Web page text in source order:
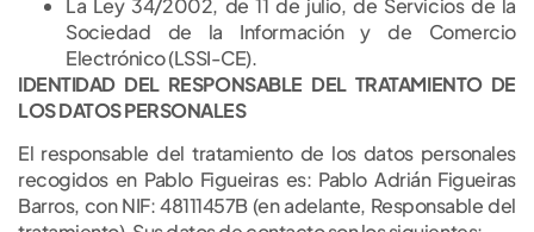
Sociedad de la Información y de Comercio
Electrónico (LSSI-CE).
IDENTIDAD DEL RESPONSABLE DEL TRATAMIENTO DE
LOS DATOS PERSONALES
El responsable del tratamiento de los datos personales
recogidos en Pablo Figueiras es: Pablo Adrián Figueiras
Barros, con NIF: 48111457B (en adelante, Responsable del